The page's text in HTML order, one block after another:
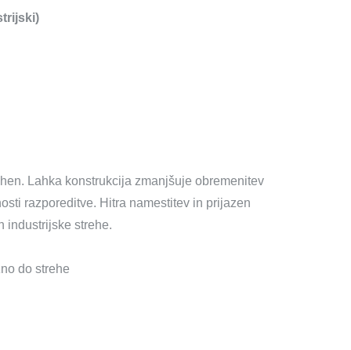
Lahka konstrukcija zmanjšuje obremenitev
razporeditve. Hitra namestitev in prijazen
industrijske strehe.
do strehe